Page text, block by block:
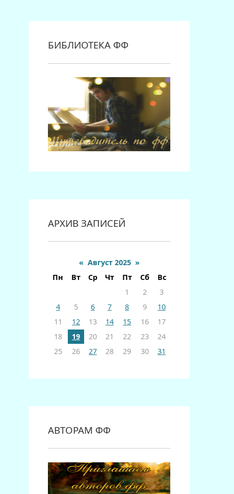
БИБЛИОТЕКА ФФ
АРХИВ ЗАПИСЕЙ
« Август 2025 »
Пн
Вт Ср Чт Пт Сб
Вс
1
2
3
4
5 6 7 8 9
10
11
12 13 14 15 16
17
18
19 20 21 22 23
24
25
26 27 28 29 30 31
АВТОРАМ ФФ